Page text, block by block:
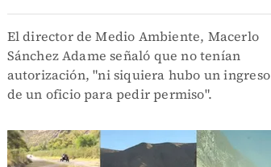
El director de Medio Ambiente, Macerlo
Sánchez Adame señaló que no tenían
autorización, "ni siquiera hubo un ingreso
de un oficio para pedir permiso".